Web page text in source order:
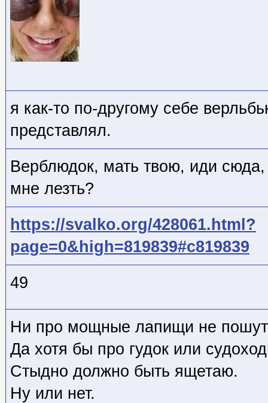
я как-то по-другому себе
представлял.
Верблюдок, мать твою, иди
мне лезть?
https://svalko.org/428061.html?
page=0&high=819839#c819839
49
Ни про мощные лапищи не
Да хотя бы про гудок или
Стыдно должно быть ящетаю.
Ну или нет.